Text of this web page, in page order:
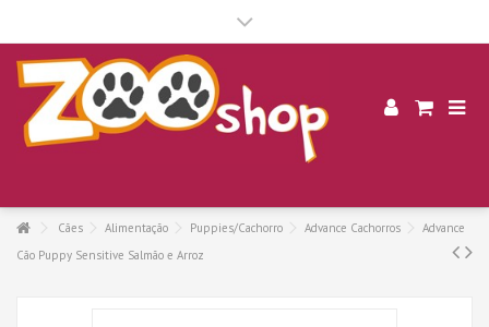
Cães Alimentação Puppies/Cachorro Advance Cachorros
Advance
Cão Puppy Sensitive Salmão e Arroz